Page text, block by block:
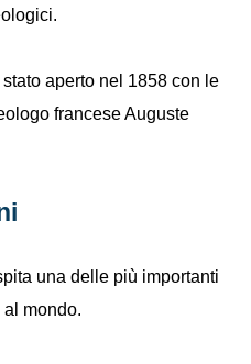
aperto nel 1858 con le
francese Auguste
una delle più importanti
mondo.